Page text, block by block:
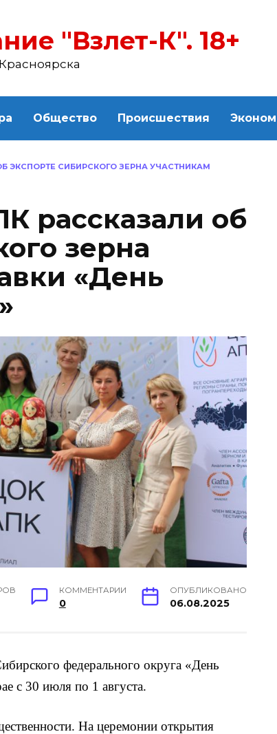
"Взлет-К". 18+
Общество Происшествия
ЭКСПОРТЕ СИБИРСКОГО ЗЕРНА УЧАСТНИКАМ
рассказали об
зерна
«День
КОММЕНТАРИИ
0
ОПУБЛИКОВАНО
06.08.2025
федерального округа «День
с 30 июля по 1 августа.
На церемонии открытия